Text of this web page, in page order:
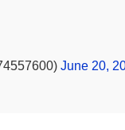
June 20,